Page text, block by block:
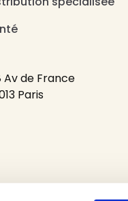
Av de France
Paris